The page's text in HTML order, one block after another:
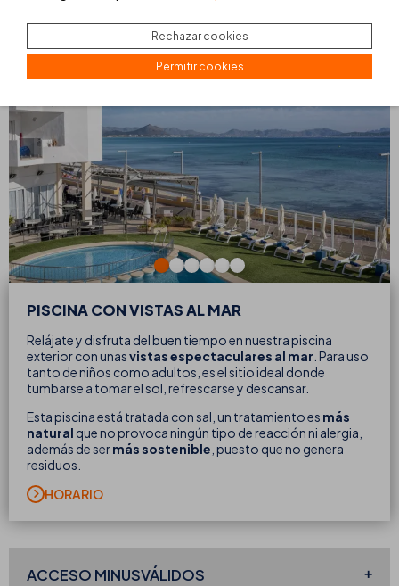
PISCINA CON VISTAS AL MAR
PISCINA CON VISTAS AL MAR
Relájate y disfruta del buen tiempo en nuestra piscina
exterior con unasvistas espectaculares al mar . Para uso
tanto de niños como adultos, es el sitio ideal donde
tumbarse a tomar el sol, refrescarse y descansar.
Esta piscina está tratada con sal, un tratamiento es más
natural que no provoca ningún tipo de reacción ni alergia,
además de sermás sostenible , puesto que no genera
residuos.
HORARIO
ACCESO MINUSVÁLIDOS
Rechazar cookies
Permitir cookies